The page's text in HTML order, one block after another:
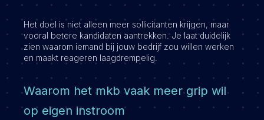
Het doel is niet alleen meer sollicitanten krijgen, maar
vooral betere kandidaten aantrekken. Je laat duidelijk
zien waarom iemand bij jouw bedrijf zou willen werken
en maakt reageren laagdrempelig.
Waarom het mkb vaak meer grip wil
op eigen instroom